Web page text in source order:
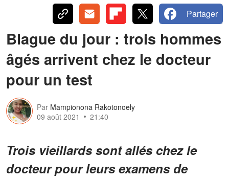
Partager
Blague du jour : trois hommes
âgés arrivent chez le docteur
pour un test
Par Mampionona Rakotonoely
09 août 2021
21:40
Trois vieillards sont allés chez le
docteur pour leurs examens de